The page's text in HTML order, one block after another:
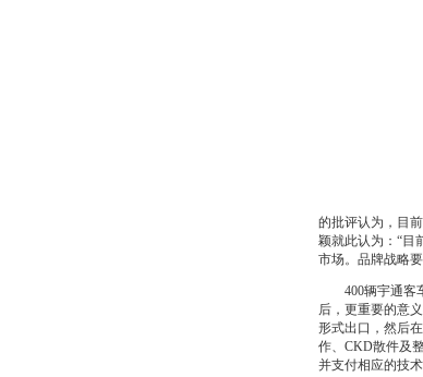
的批评认为，目
颖就此认为：“目
市场。品牌战略
400辆宇通客车
后，更重要的意
形式出口，然后
作、CKD散件及
并支付相应的技术